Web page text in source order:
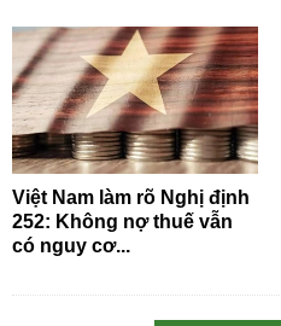
Việt Nam làm rõ Nghị định
252: Không nợ thuế vẫn
có nguy cơ...